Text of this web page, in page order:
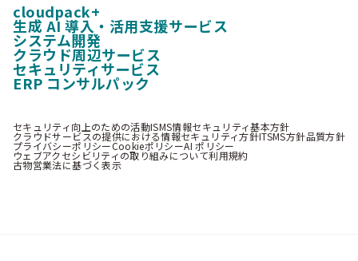
cloudpack+
生成 AI 導入・活用支援サービス
システム開発
クラウド周辺サービス
セキュリティサービス
ERP コンサルパック
セキュリティ向上のための活動ISMS情報セキュリティ基本方針
クラウドサービスの提供における情報セキュリティ方針ITSMS方針品質方針
プライバシーポリシーCookieポリシーAI ポリシー
ウェブアクセシビリティの取り組みについて利用規約
古物営業法に基づく表示